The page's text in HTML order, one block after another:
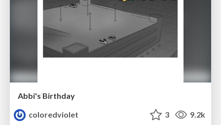
Abbi's Birthday
coloredviolet
3 9.2k